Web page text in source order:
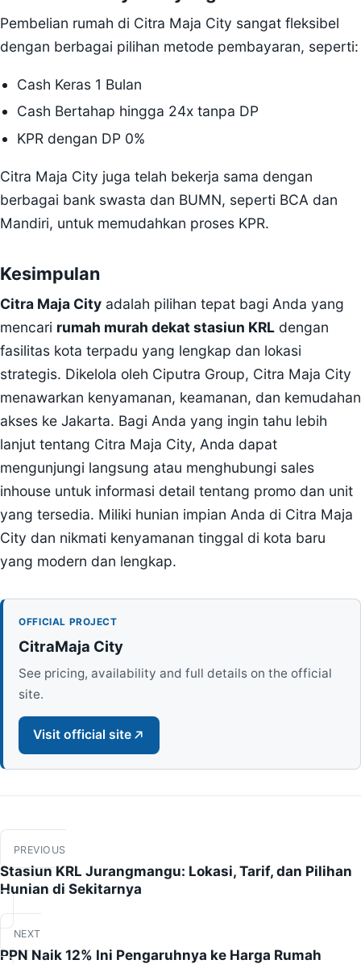
Pembelian rumah di Citra Maja City sangat fleksibel
dengan berbagai pilihan metode pembayaran, seperti:
Cash Keras 1 Bulan
Cash Bertahap hingga 24x tanpa DP
KPR dengan DP 0%
Citra Maja City juga telah bekerja sama dengan
berbagai bank swasta dan BUMN, seperti BCA dan
Mandiri, untuk memudahkan proses KPR.
Kesimpulan
Citra Maja City adalah pilihan tepat bagi Anda yang
mencari rumah murah dekat stasiun KRL dengan
fasilitas kota terpadu yang lengkap dan lokasi
strategis. Dikelola oleh Ciputra Group, Citra Maja City
menawarkan kenyamanan, keamanan, dan kemudahan
akses ke Jakarta. Bagi Anda yang ingin tahu lebih
lanjut tentang Citra Maja City, Anda dapat
mengunjungi langsung atau menghubungi sales
inhouse untuk informasi detail tentang promo dan unit
yang tersedia. Miliki hunian impian Anda di Citra Maja
City dan nikmati kenyamanan tinggal di kota baru
yang modern dan lengkap.
OFFICIAL PROJECT
CitraMaja City
See pricing, availability and full details on the official
site.
Visit official site
More
articles
PREVIOUS
Stasiun KRL Jurangmangu: Lokasi, Tarif, dan Pilihan
Hunian di Sekitarnya
NEXT
PPN Naik 12% Ini Pengaruhnya ke Harga Rumah